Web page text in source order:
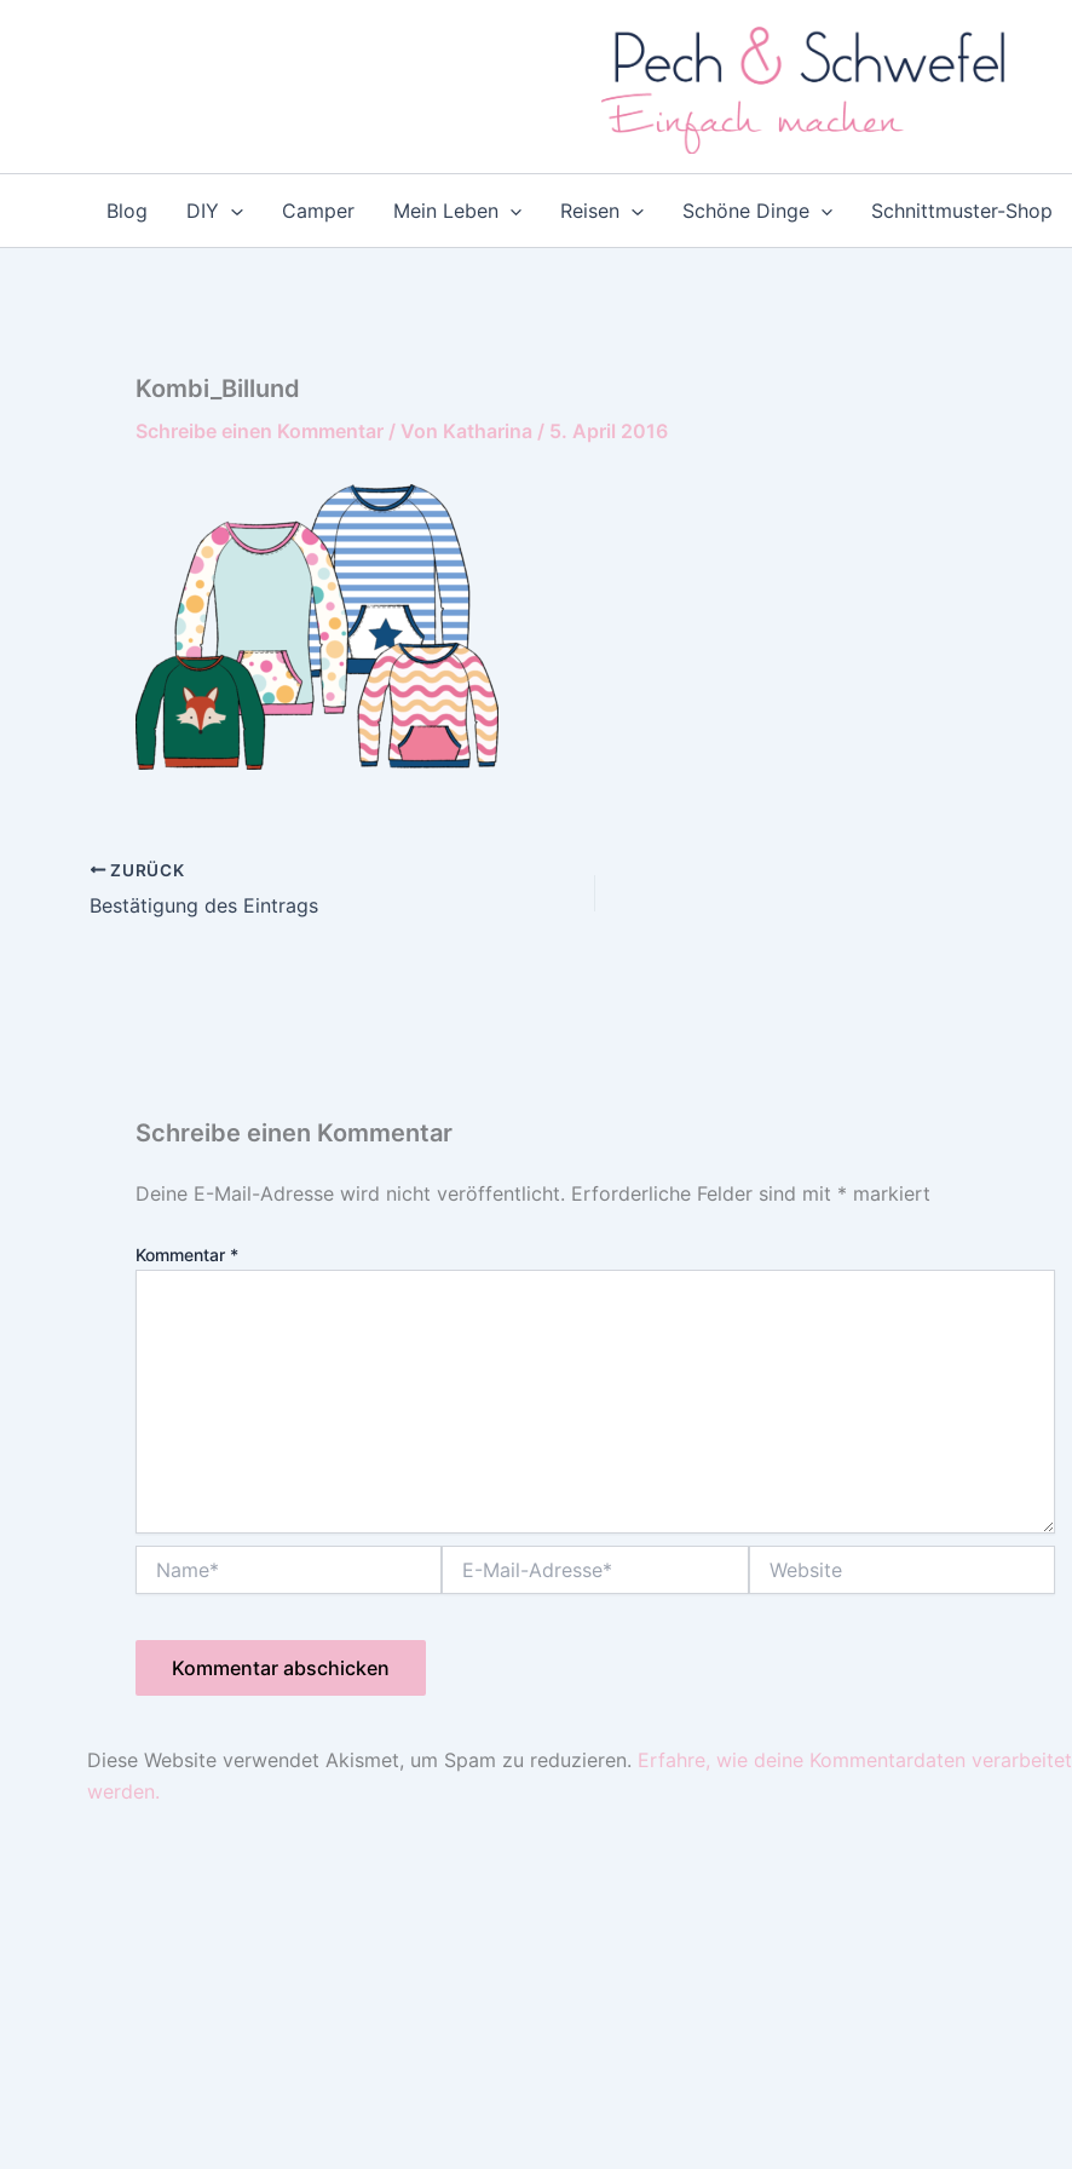
Blog DIY Camper Mein Leben Reisen Schöne Dinge Schnittmuster-Shop
Kombi_Billund
Schreibe einen Kommentar / Von Katharina / 5. April 2016
ZURÜCK
Bestätigung des Eintrags
Schreibe einen Kommentar
Deine E-Mail-Adresse wird nicht veröffentlicht. Erforderliche Felder sind mit * markiert
Kommentar *
Mail-
Diese Website verwendet Akismet, um Spam zu reduzieren. Erfahre, wie deine Kommentardaten verarbeitet
werden.